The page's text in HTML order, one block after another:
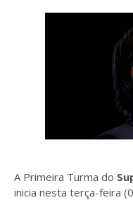
A Primeira Turma do
inicia nesta terça-feira